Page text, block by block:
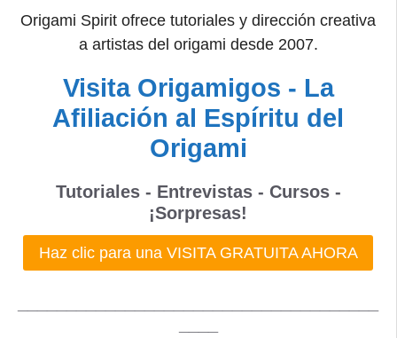
Origami Spirit ofrece tutoriales y dirección creativa
a artistas del origami desde 2007.
Visita Origamigos - La
Afiliación al Espíritu del
Origami
Tutoriales - Entrevistas - Cursos -
¡Sorpresas!
Haz clic para una VISITA GRATUITA AHORA